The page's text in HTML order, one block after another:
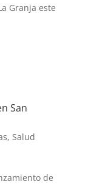
Granja este
San
, Salud
de